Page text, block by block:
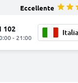
Eccellente
102
- 21:00